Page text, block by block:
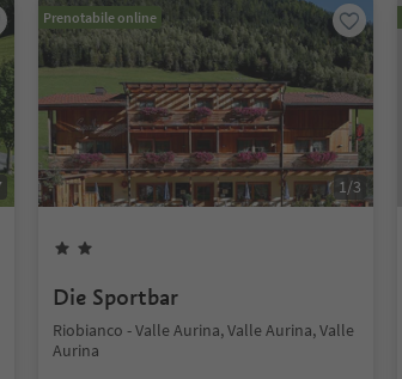
Prenotabile online
1/3
Die Sportbar
Riobianco - Valle Aurina, Valle Aurina, Valle
Aurina